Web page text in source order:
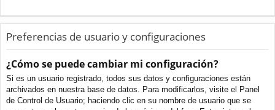
Preferencias de usuario y configuraciones
¿Cómo se puede cambiar mi configuración?
Si es un usuario registrado, todos sus datos y configuraciones están
archivados en nuestra base de datos. Para modificarlos, visite el Panel
de Control de Usuario; haciendo clic en su nombre de usuario que se